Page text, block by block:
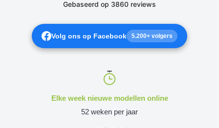
Volg ons op Facebook 5.200+ volgers
Elke week nieuwe modellen online
52 weken per jaar